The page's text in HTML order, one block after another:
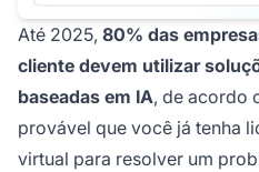
Até 2025, 80% das
cliente devem utilizar
baseadas em IA, de acordo
provável que você já tenha
virtual para resolver um